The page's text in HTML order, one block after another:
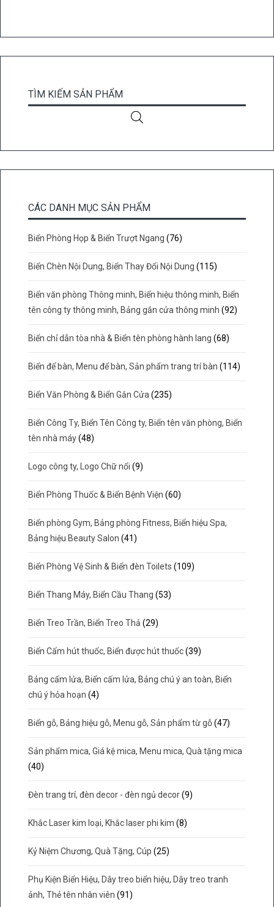
TÌM KIẾM SẢN PHẨM
CÁC DANH MỤC SẢN PHẨM
Biển Phòng Họp & Biển Trượt Ngang (76)
Biển Chèn Nội Dung, Biển Thay Đổi Nội Dung (115)
Biển văn phòng Thông minh, Biển hiệu thông minh, Biển
tên công ty thông minh, Bảng gắn cửa thông minh (92)
Biển chỉ dẫn tòa nhà & Biển tên phòng hành lang (68)
Biển để bàn, Menu để bàn, Sản phẩm trang trí bàn (114)
Biển Văn Phòng & Biển Gắn Cửa (235)
Biển Công Ty, Biển Tên Công ty, Biển tên văn phòng, Biển
tên nhà máy (48)
Logo công ty, Logo Chữ nổi (9)
Biển Phòng Thuốc & Biển Bệnh Viện (60)
Biển phòng Gym, Bảng phòng Fitness, Biển hiệu Spa,
Bảng hiệu Beauty Salon (41)
Biển Phòng Vệ Sinh & Biển đèn Toilets (109)
Biển Thang Máy, Biển Cầu Thang (53)
Biển Treo Trần, Biển Treo Thả (29)
Biển Cấm hút thuốc, Biển được hút thuốc (39)
Bảng cấm lửa, Biển cấm lửa, Bảng chú ý an toàn, Biển
chú ý hỏa hoạn (4)
Biển gỗ, Bảng hiệu gỗ, Menu gỗ, Sản phẩm từ gỗ (47)
Sản phẩm mica, Giá kệ mica, Menu mica, Quà tặng mica
(40)
Đèn trang trí, đèn decor - đèn ngủ decor (9)
Khắc Laser kim loại, Khắc laser phi kim (8)
Kỷ Niệm Chương, Quà Tặng, Cúp (25)
Phụ Kiện Biển Hiệu, Dây treo biển hiệu, Dây treo tranh
ảnh, Thẻ tên nhân viên (91)